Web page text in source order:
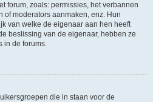
forum, zoals: permissies, het verbannen
moderators aanmaken, enz. Hun
van welke de eigenaar aan hen heeft
beslissing van de eigenaar, hebben ze
in de forums.
die in staan voor de